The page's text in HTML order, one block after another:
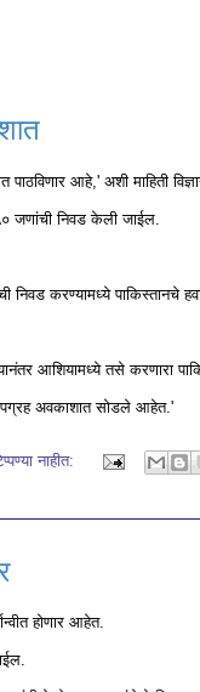
आहे,' अशी माहिती
जणांची निवड केली जाईल.
निवड करण्यामध्ये पाकिस्तानचे
आशियामध्ये तसे करणारा
उपग्रह अवकाशात सोडले आहेत.'
नाहीत:
होणार आहेत.